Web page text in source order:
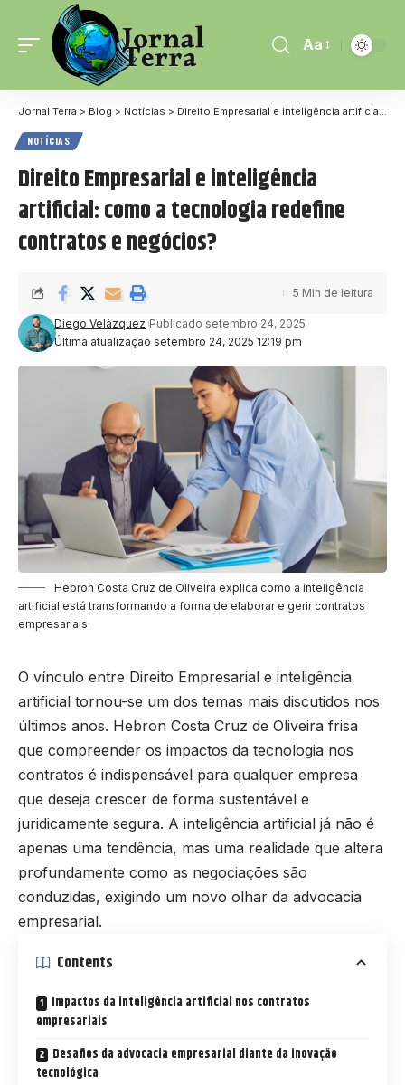
Aa
Jornal Terra > Blog > Notícias > Direito Empresarial e inteligência artificial: como a tecnologia redefine contratos e negócios?
NOTÍCIAS
Direito Empresarial e inteligência
artificial: como a tecnologia redefine
contratos e negócios?
Última atualização setembro 24, 2025 12:19 pm
Diego Velázquez Publicado setembro 24, 2025
5 Min de leitura
Hebron Costa Cruz de Oliveira explica como a inteligência
artificial está transformando a forma de elaborar e gerir contratos
empresariais.
O vínculo entre Direito Empresarial e inteligência
artificial tornou-se um dos temas mais discutidos nos
últimos anos. Hebron Costa Cruz de Oliveira frisa
que compreender os impactos da tecnologia nos
contratos é indispensável para qualquer empresa
que deseja crescer de forma sustentável e
juridicamente segura. A inteligência artificial já não é
apenas uma tendência, mas uma realidade que altera
profundamente como as negociações são
conduzidas, exigindo um novo olhar da advocacia
empresarial.
Contents
Impactos da inteligência artificial nos contratos
empresariais
Desafios da advocacia empresarial diante da inovação
tecnológica